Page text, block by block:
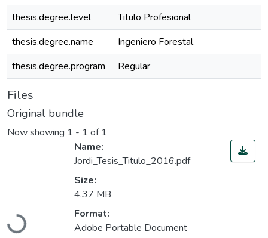
thesis.degree.level
Titulo Profesional
thesis.degree.name
Ingeniero Forestal
thesis.degree.program
Regular
Files
Original bundle
Now showing 1 - 1 of 1
Loading...
Name:
Jordi_Tesis_Titulo_2016.pdf
Size:
4.37 MB
Format:
Adobe Portable Document